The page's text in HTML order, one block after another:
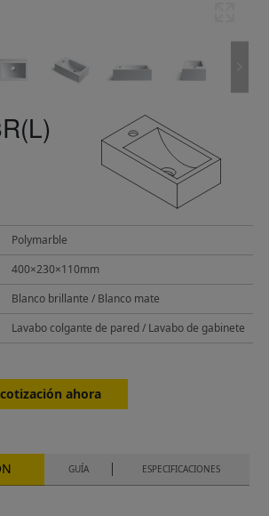
Polymarble
400×230×110mm
Blanco brillante / Blanco mate
Lavabo colgante de pared / Lavabo de gabinete
ahora
GUÍA ESPECIFICACIONES